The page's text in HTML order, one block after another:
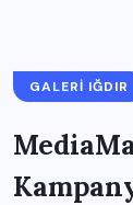
GALERI IĞDIR